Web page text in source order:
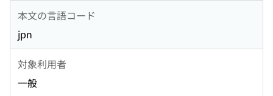
本文の言語コード
jpn
対象利用者
一般